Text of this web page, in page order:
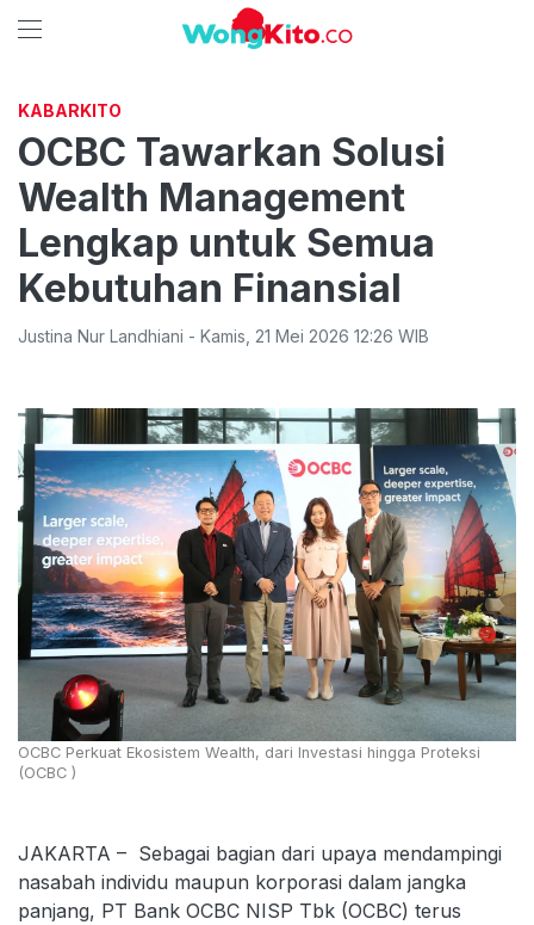
KABARKITO
OCBC Tawarkan Solusi
Wealth Management
Lengkap untuk Semua
Kebutuhan Finansial
Justina Nur Landhiani - Kamis 21 Mei 2026 12:26 WIB
OCBC Perkuat Ekosistem Wealth, dari Investasi hingga Proteksi
(OCBC )
JAKARTA – Sebagai bagian dari upaya mendampingi
nasabah individu maupun korporasi dalam jangka
panjang, PT Bank OCBC NISP Tbk (OCBC) terus